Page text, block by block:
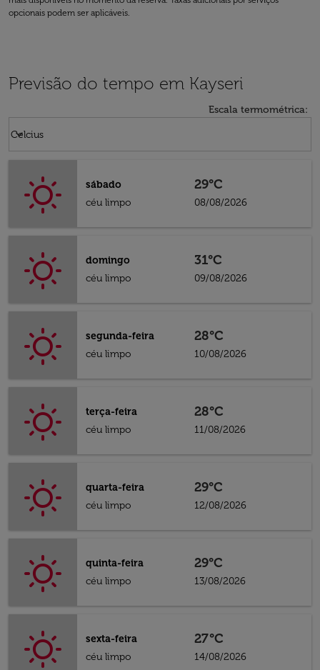
opcionais podem ser aplicáveis.
Previsão do tempo em Kayseri
Escala termométrica:
Celcius
keyboard_arrow_down
sábado
céu limpo
29°C
08/08/2026
domingo
céu limpo
31°C
09/08/2026
segunda-feira
céu limpo
28°C
10/08/2026
terça-feira
céu limpo
28°C
11/08/2026
quarta-feira
céu limpo
29°C
12/08/2026
quinta-feira
céu limpo
29°C
13/08/2026
sexta-feira
céu limpo
27°C
14/08/2026